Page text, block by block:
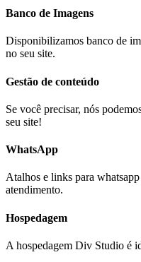
Banco de Imagens
Disponibilizamos banco de
no seu site.
Gestão de conteúdo
Se você precisar, nós
seu site!
WhatsApp
Atalhos e links para
atendimento.
Hospedagem
A hospedagem Div Studio é